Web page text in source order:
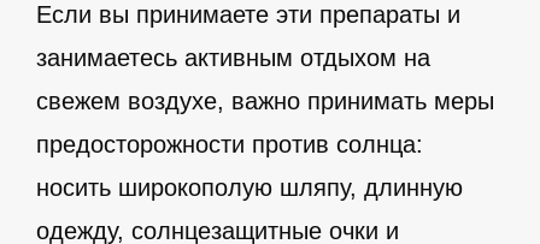
Если вы принимаете эти препараты и
занимаетесь активным отдыхом на
свежем воздухе, важно принимать меры
предосторожности против солнца:
носить широкополую шляпу, длинную
одежду, солнцезащитные очки и